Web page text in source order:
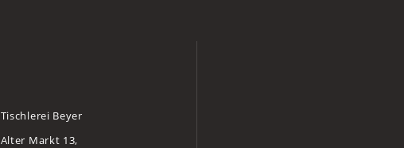
Tischlerei Beyer
Alter Markt 13,